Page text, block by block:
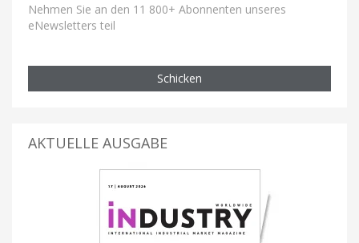
Nehmen Sie an den 11 800+ Abonnenten unseres
eNewsletters teil
Schicken
AKTUELLE AUSGABE